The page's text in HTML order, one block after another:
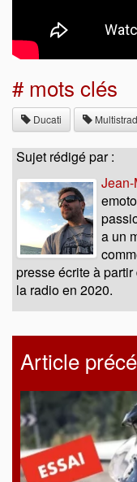
# mots clés
Ducati
Sujet rédigé par :
a un
presse écrite à
la radio en 2020.
Article